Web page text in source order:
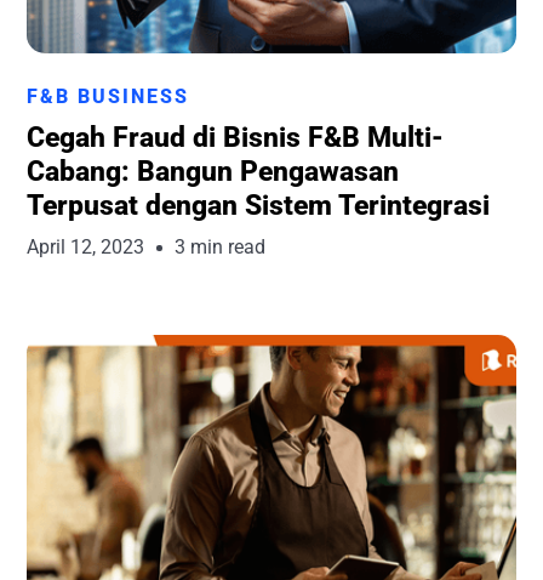
Runchise Team
F&B BUSINESS
Cegah Fraud di Bisnis F&B Multi-
Cabang: Bangun Pengawasan
Terpusat dengan Sistem Terintegrasi
April 12, 2023 3 min read